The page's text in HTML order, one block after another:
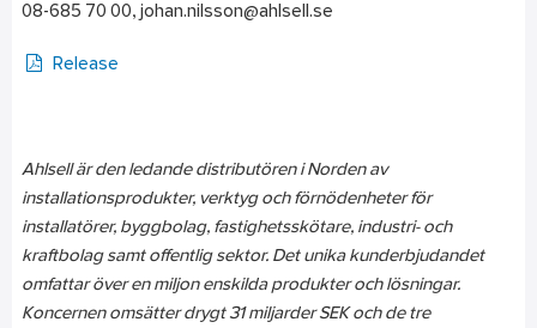
08-685 70 00, johan.nilsson@ahlsell.se
Release
Ahlsell är den ledande distributören i Norden av
installationsprodukter, verktyg och förnödenheter för
installatörer, byggbolag, fastighetsskötare, industri- och
kraftbolag samt offentlig sektor. Det unika kunderbjudandet
omfattar över en miljon enskilda produkter och lösningar.
Koncernen omsätter drygt 31 miljarder SEK och de tre